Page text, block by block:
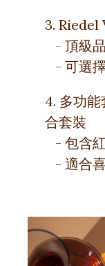
3. Riedel
- 頂級
- 可選
4. 多功
合套裝
- 包含
- 適合